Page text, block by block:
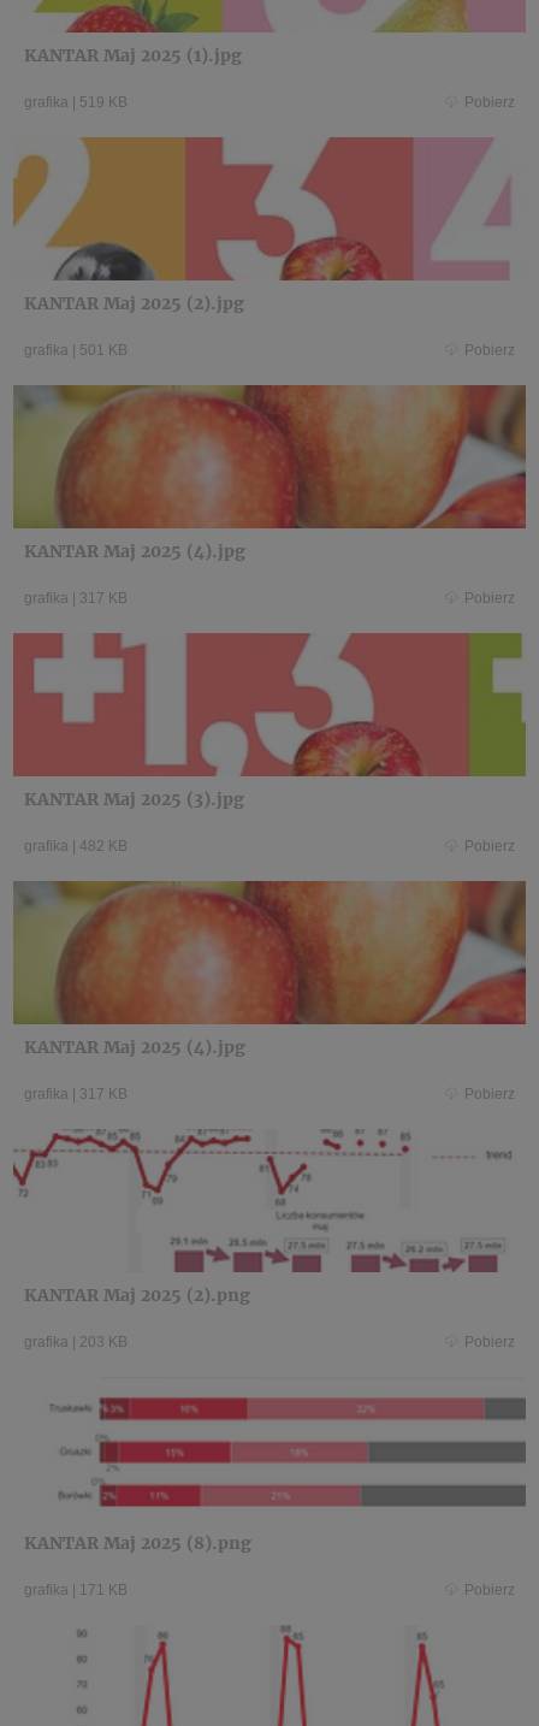
KANTAR Maj 2025 (1).jpg
grafika 519 KB Pobierz
KANTAR Maj 2025 (2).jpg
grafika 501 KB Pobierz
KANTAR Maj 2025 (4).jpg
grafika 317 KB Pobierz
KANTAR Maj 2025 (3).jpg
grafika 482 KB Pobierz
KANTAR Maj 2025 (4).jpg
grafika 317 KB Pobierz
KANTAR Maj 2025 (2).png
grafika 203 KB Pobierz
KANTAR Maj 2025 (8).png
grafika 171 KB Pobierz